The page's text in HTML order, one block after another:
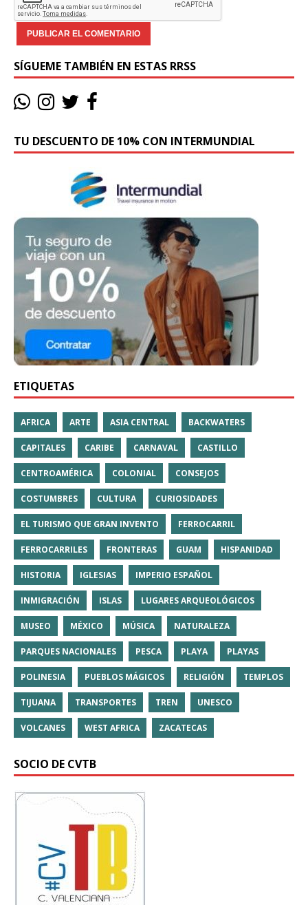
SÍGUEME TAMBIÉN EN ESTAS RRSS
TU DESCUENTO DE 10% CON INTERMUNDIAL
ETIQUETAS
AFRICA ARTE ASIA CENTRAL BACKWATERS
CAPITALES CARIBE CARNAVAL CASTILLO
CENTROAMÉRICA COLONIAL CONSEJOS
COSTUMBRES CULTURA CURIOSIDADES
EL TURISMO QUE GRAN INVENTO FERROCARRIL
FERROCARRILES FRONTERAS GUAM HISPANIDAD
HISTORIA IGLESIAS IMPERIO ESPAÑOL
INMIGRACIÓN ISLAS LUGARES ARQUEOLÓGICOS
MUSEO MÉXICO MÚSICA NATURALEZA
PARQUES NACIONALES PESCA PLAYA PLAYAS
POLINESIA PUEBLOS MÁGICOS RELIGIÓN TEMPLOS
TIJUANA TRANSPORTES TREN UNESCO
VOLCANES WEST AFRICA ZACATECAS
SOCIO DE CVTB